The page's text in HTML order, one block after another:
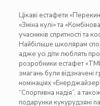
Цікаві естафети
«Зміна кулі» та
учасників спритності та
Найбільше школярам
адже усі діти люблять
розробники естафет
змагань були
номінаціях
“Спортивна надія”, а
подарунки кукурудзяні